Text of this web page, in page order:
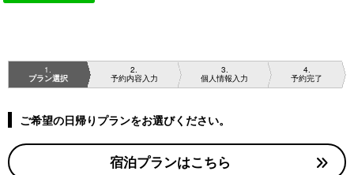
1
プラン選択
2
予約内容入力
3
個人情報入力
4
予約完了
ご希望の日帰りプランをお選びください。
宿泊プランはこちら